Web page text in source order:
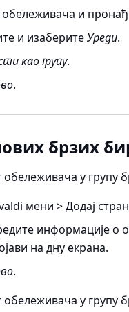
и
и изаберитеУреди.
као групу.
.
брзих
у групу
мени > Додај
информације о
на дну екрана.
.
у групу